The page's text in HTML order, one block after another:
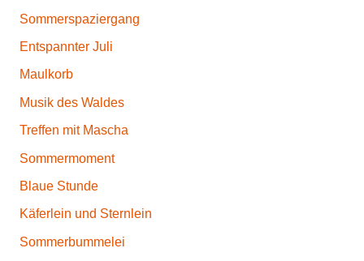
Sommerspaziergang
Entspannter Juli
Maulkorb
Musik des Waldes
Treffen mit Mascha
Sommermoment
Blaue Stunde
Käferlein und Sternlein
Sommerbummelei